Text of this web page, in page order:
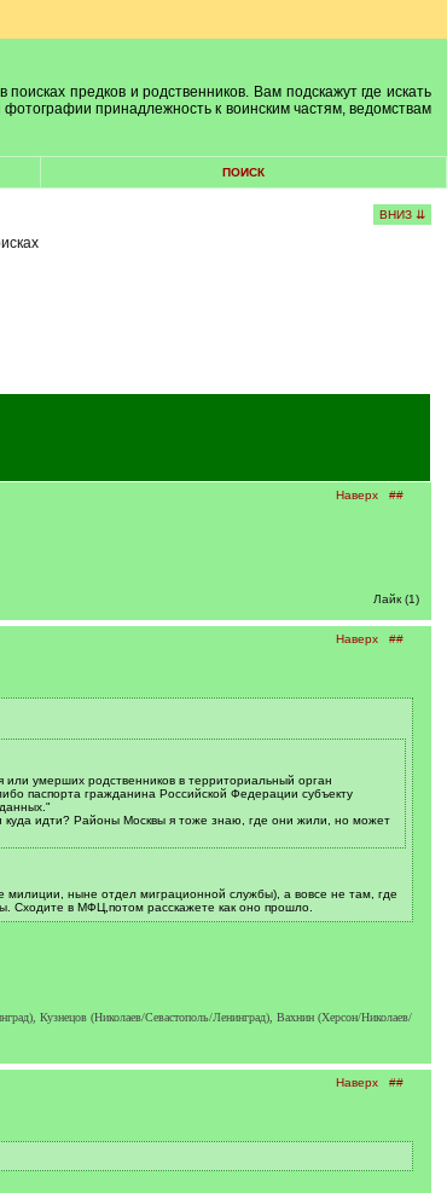
предков и родственников. Вам подскажут где искать
принадлежность к воинским частям, ведомствам
ПОИСК
ВНИЗ ⇊
Наверх ##
Лайк (1)
Наверх ##
умерших родственников в территориальный орган
паспорта гражданина Российской Федерации субъекту
куда идти? Районы Москвы я тоже знаю, где они жили, но может
милиции, ныне отдел миграционной службы), а вовсе не там, где
Сходите в МФЦ,потом расскажете как оно прошло.
Кузнецов (Николаев/Севастополь/Ленинград), Вахнин (Херсон/Николаев/
Наверх ##